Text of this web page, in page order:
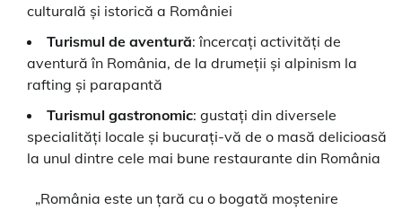
culturală și istorică a României
Turismul de aventură: încercați activități de
aventură în România, de la drumeții și alpinism la
rafting și parapantă
Turismul gastronomic: gustați din diversele
specialități locale și bucurați-vă de o masă delicioasă
la unul dintre cele mai bune restaurante din România
„România este un țară cu o bogată moștenire